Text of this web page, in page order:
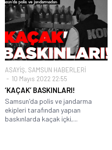
ASAYİŞ, SAMSUN HABERLERİ
10 Mayıs 2022 22:55
‘KAÇAK’ BASKINLARI!
Samsun'da polis ve jandarma
ekipleri tarafından yapıan
baskınlarda kaçak içki,...